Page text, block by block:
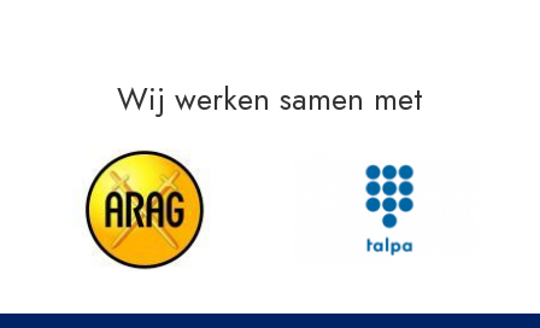
Wij werken samen met